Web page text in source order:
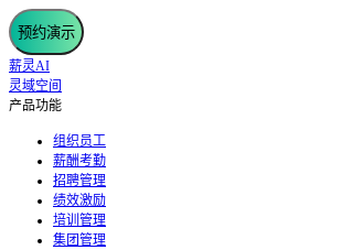
预约演示
薪灵AI
灵域空间
产品功能
组织员工
薪酬考勤
招聘管理
绩效激励
培训管理
集团管理